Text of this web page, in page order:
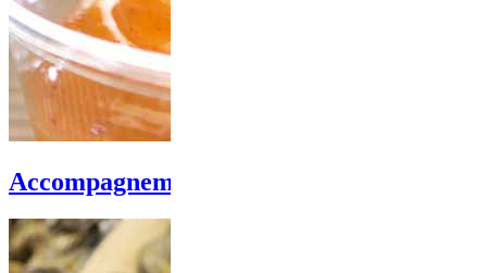
Accompagnements